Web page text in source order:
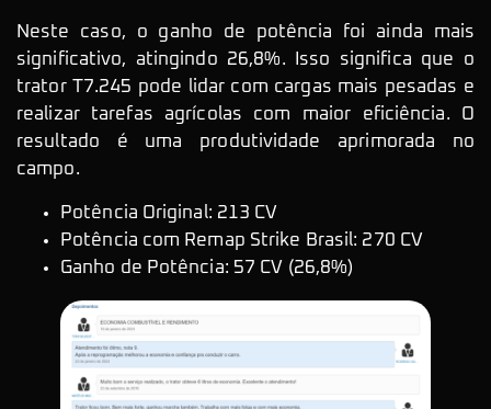
Neste caso, o ganho de potência foi ainda mais
significativo, atingindo 26,8%. Isso significa que o
trator T7.245 pode lidar com cargas mais pesadas e
realizar tarefas agrícolas com maior eficiência. O
resultado é uma produtividade aprimorada no
campo.
Potência Original: 213 CV
Potência com Remap Strike Brasil: 270 CV
Ganho de Potência: 57 CV (26,8%)